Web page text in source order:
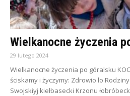
Wielkanocne życzenia
29 lutego 2024
Wielkanocne życzenia po góralsku
ściskamy i życzymy: Zdrowio lo
Swojskiyj kiełbasecki Krzonu